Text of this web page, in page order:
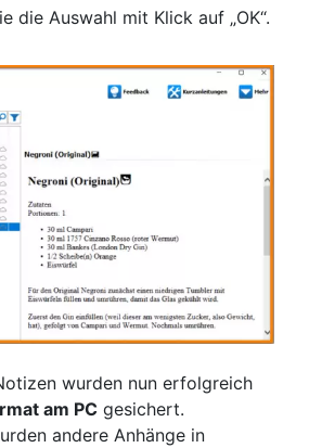
die Auswahl mit Klick auf „OK“.
wurden nun erfolgreich
am PC gesichert.
andere Anhänge in